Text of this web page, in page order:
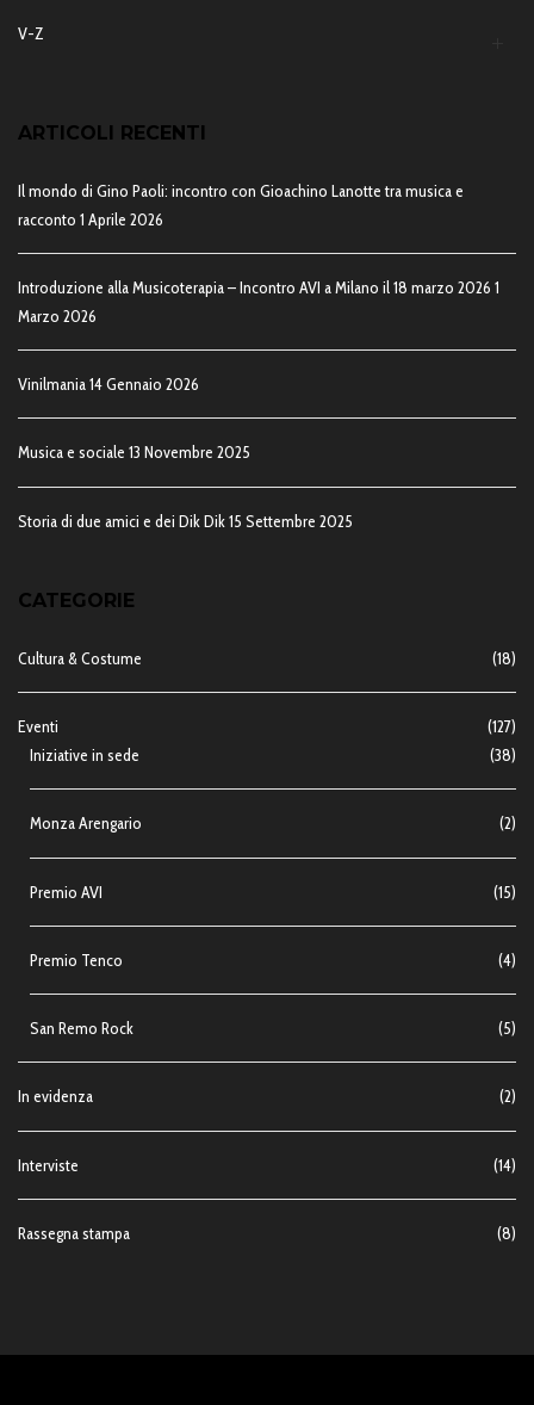
V-Z
ARTICOLI RECENTI
Il mondo di Gino Paoli: incontro con Gioachino Lanotte tra musica e
racconto 1 Aprile 2026
Introduzione alla Musicoterapia – Incontro AVI a Milano il 18 marzo 2026 1
Marzo 2026
Vinilmania14 Gennaio 2026
Musica e sociale 13 Novembre 2025
Storia di due amici e dei Dik Dik15 Settembre 2025
CATEGORIE
Cultura & Costume (18)
Eventi
(127)
Iniziative in sede
(38)
Monza Arengario (2)
Premio AVI (15)
Premio Tenco (4)
San Remo Rock (5)
In evidenza (2)
Interviste (14)
Rassegna stampa (8)